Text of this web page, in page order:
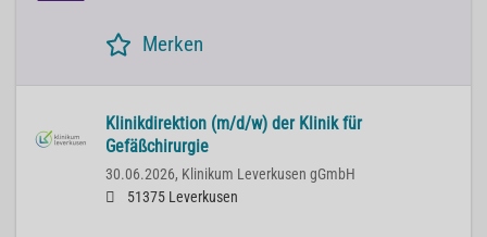
Merken
Klinikdirektion (m/d/w) der Klinik für
Gefäßchirurgie
30.06.2026, Klinikum Leverkusen gGmbH
51375 Leverkusen